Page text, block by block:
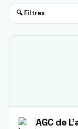
🔍 Filtres
AGC de